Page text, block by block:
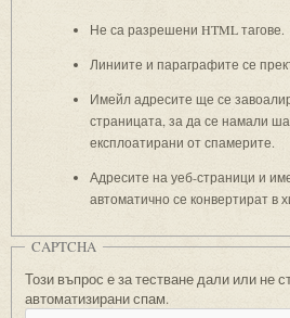
Не са разрешени HTML тагове.
Линиите и параграфите се
Имейл адресите ще се
страницата, за да се намали
експлоатирани от спамерите.
Адресите на уеб-страници и
автоматично се конвертират в
CAPTCHA
Този въпрос е за тестване дали или не
автоматизирани спам.